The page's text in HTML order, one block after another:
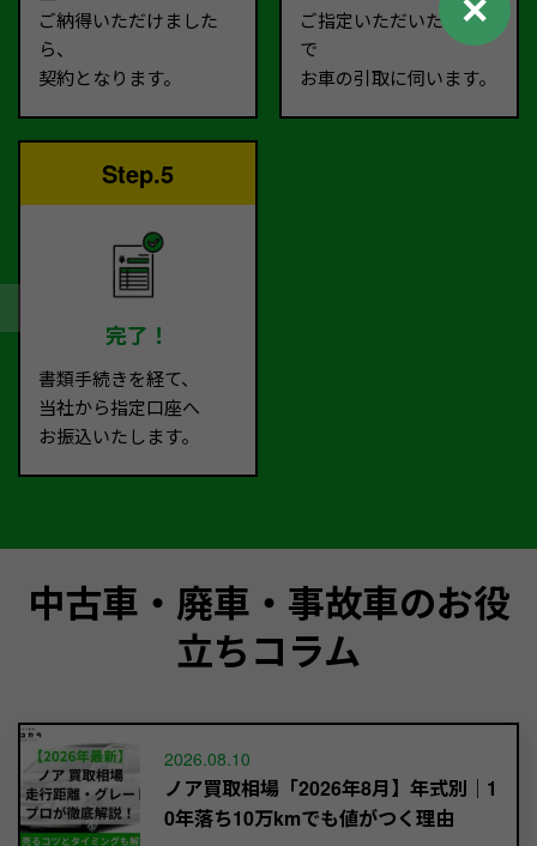
ご納得いただけました
ら、
契約となります。
ご指定いただいた場所ま
で
お車の引取に伺います。
Step.5
完了！
書類手続きを経て、
当社から指定口座へ
お振込いたします。
中古車・廃車・事故車のお役
立ちコラム
2026.08.10
ノア買取相場「2026年8月】年式別｜1
0年落ち10万kmでも値がつく理由